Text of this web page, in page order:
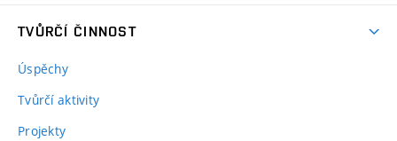
TVŮRČÍ ČINNOST
Úspěchy
Tvůrčí aktivity
Projekty